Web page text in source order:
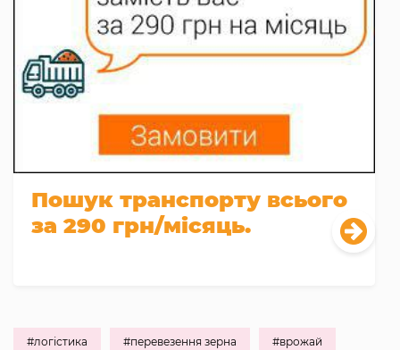
Пошук транспорту всього
за 290 грн/місяць.
#логістика #перевезення зерна #врожай